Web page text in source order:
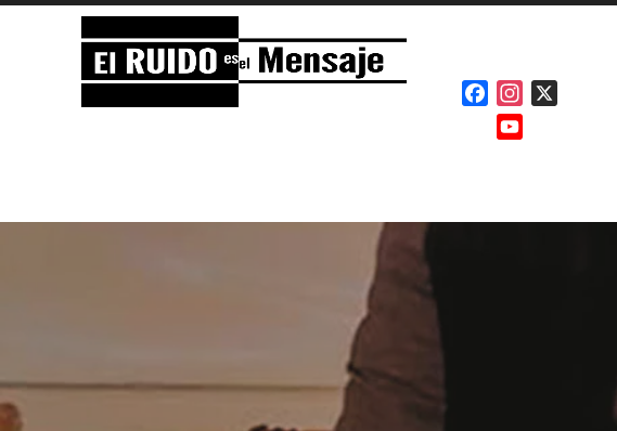
El RUIDO es el Mensaje
FacebookInstagram